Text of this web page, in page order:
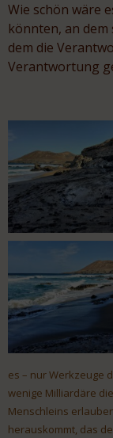
Wie schön wäre
könnten, an dem
dem die
Verantwortung
es – nur Werkzeuge
wenige Milliardäre
Menschleins
herauskommt, das